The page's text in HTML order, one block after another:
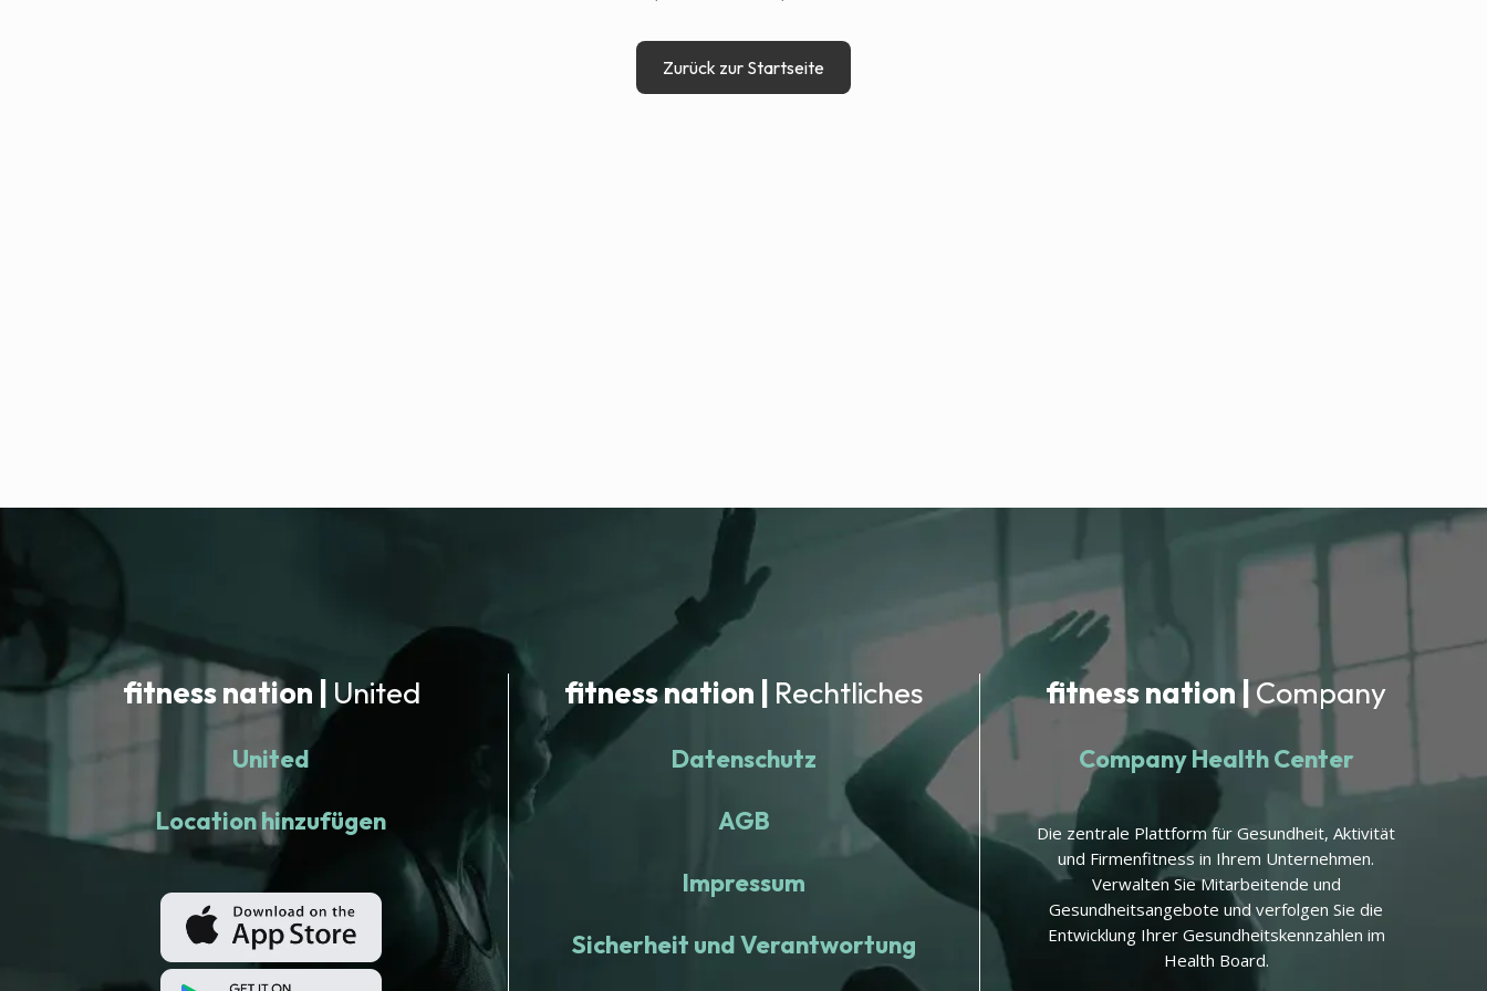
Zurück zur Startseite
fitness nation | United
United
Location hinzufügen
fitness nation | Rechtliches
Datenschutz
AGB
Impressum
Sicherheit und Verantwortung
fitness nation |Company
Company Health Center
Die zentrale Plattform für Gesundheit, Aktivität
und Firmenfitness in Ihrem Unternehmen.
Verwalten Sie Mitarbeitende und
Gesundheitsangebote und verfolgen Sie die
Entwicklung Ihrer Gesundheitskennzahlen im
Health Board.